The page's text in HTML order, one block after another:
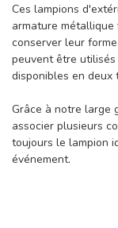
Ces lampions
armature
conserver leur
peuvent être
disponibles en
Grâce à notre large
associer plusieurs
toujours le lampion
événement.